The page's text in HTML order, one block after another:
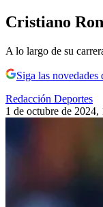
Cristiano
A lo largo de su
Siga las novedades
Redacción Deportes
1 de octubre de 2024,